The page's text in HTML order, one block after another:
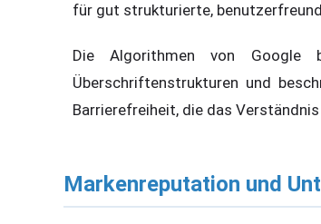
für gut strukturierte,
Die Algorithmen von Google
Überschriftenstrukturen und
Barrierefreiheit, die das
Markenreputation und